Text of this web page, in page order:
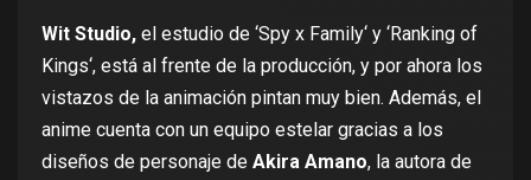
Wit Studio, el estudio de ‘Spy x Family‘ y ‘Ranking of
Kings‘, está al frente de la producción, y por ahora los
vistazos de la animación pintan muy bien. Además, el
anime cuenta con un equipo estelar gracias a los
diseños de personaje de Akira Amano, la autora de